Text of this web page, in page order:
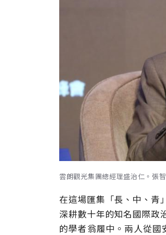
雲朗觀光集團總經理盛治仁。張
在這場匯集「長、中、青
深耕數十年的知名國際政
的學者翁履中。兩人從